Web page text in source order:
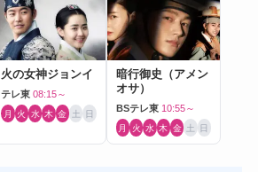
火の女神ジョンイ
テレ東 08:15～
月 火 水 木 金 土 日
暗行御史（アメン
オサ）
BSテレ東 10:55～
月 火 水 木 金 土 日